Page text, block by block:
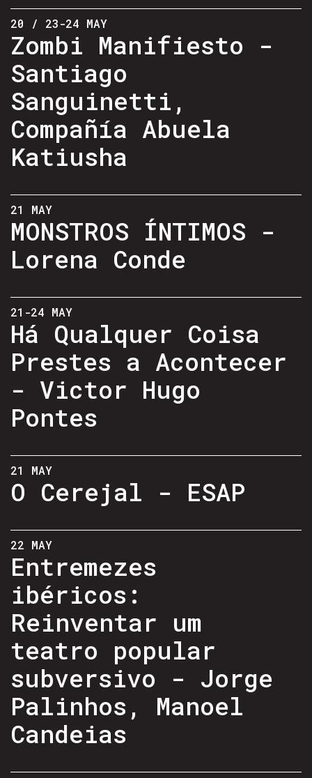
20 / 23-24 MAY
Zombi Manifiesto -
Santiago
Sanguinetti,
Compañía Abuela
Katiusha
21 MAY
MONSTROS ÍNTIMOS -
Lorena Conde
21-24 MAY
Há Qualquer Coisa
Prestes a Acontecer
- Victor Hugo
Pontes
21 MAY
O Cerejal - ESAP
22 MAY
Entremezes
ibéricos:
Reinventar um
teatro popular
subversivo - Jorge
Palinhos, Manoel
Candeias